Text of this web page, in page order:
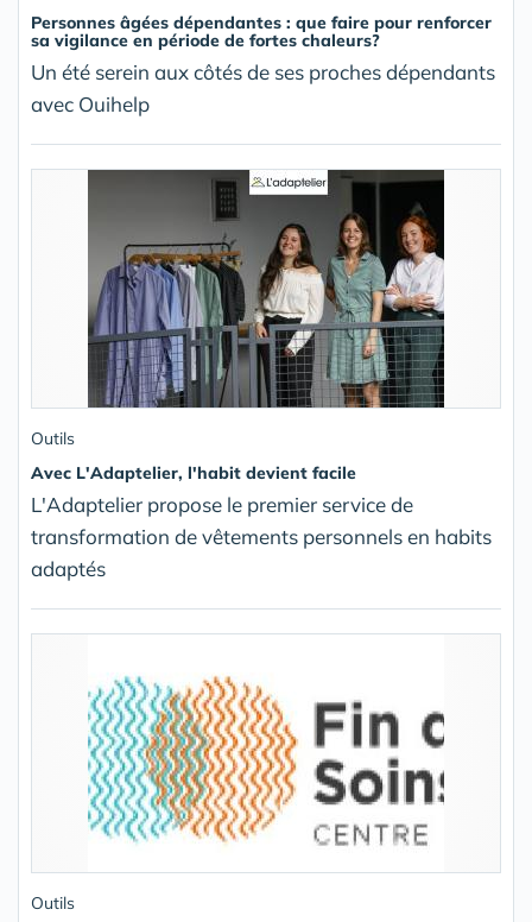
Personnes âgées dépendantes : que faire pour renforcer
sa vigilance en période de fortes chaleurs?
Un été serein aux côtés de ses proches dépendants
avec Ouihelp
Outils
Avec L'Adaptelier, l'habit devient facile
L'Adaptelier propose le premier service de
transformation de vêtements personnels en habits
adaptés
Outils